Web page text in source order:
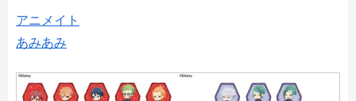
アニメイト
あみあみ